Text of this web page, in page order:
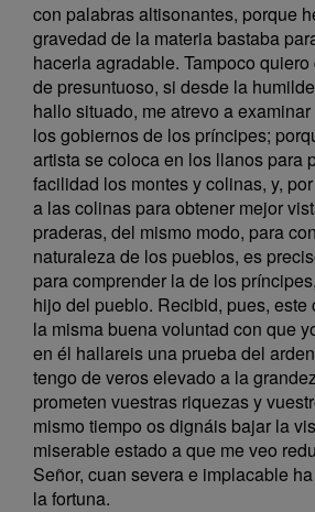
con palabras altisonantes, porque
gravedad de la materia bastaba
hacerla agradable. Tampoco
de presuntuoso, si desde la
hallo situado, me atrevo a
los gobiernos de los príncipes;
artista se coloca en los llanos para
facilidad los montes y colinas, y,
a las colinas para obtener mejor
praderas, del mismo modo, para
naturaleza de los pueblos, es
para comprender la de los
hijo del pueblo. Recibid, pues, este
la misma buena voluntad con que
en él hallareis una prueba del
tengo de veros elevado a la
prometen vuestras riquezas y
mismo tiempo os dignáis bajar la
miserable estado a que me veo
Señor, cuan severa e implacable
la fortuna.